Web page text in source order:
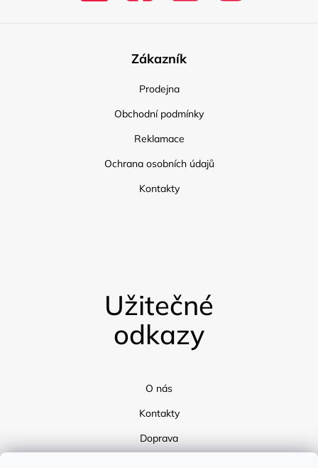
Zákazník
Prodejna
Obchodní podmínky
Reklamace
Ochrana osobních údajů
Kontakty
Užitečné
odkazy
O nás
Kontakty
Doprava